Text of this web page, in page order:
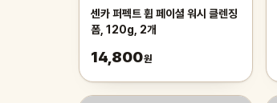
센카 퍼펙트 휩 페이셜 워시 클렌징
폼, 120g, 2개
14,800원